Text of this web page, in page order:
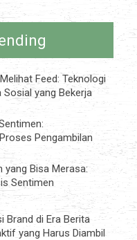
Feed: Teknologi
Sosial yang Bekerja
Pengambilan
yang Bisa Merasa:
Sentimen
Brand di Era Berita
yang Harus Diambil